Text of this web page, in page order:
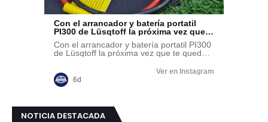
NOTICIA DESTACADA